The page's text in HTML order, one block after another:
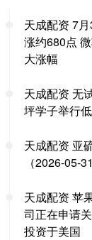
天成配资 7
涨约680点
大涨幅
天成配资 无
坪学子举行
天成配资 亚
（2026-05-31
天成配资 苹
司正在申请
投资于美国